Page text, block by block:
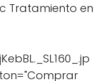
Tratamiento en